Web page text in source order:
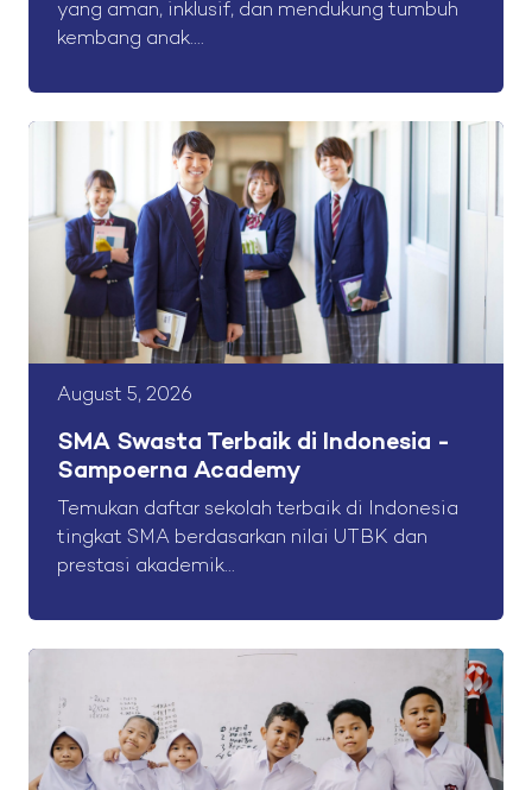
yang aman, inklusif, dan mendukung tumbuh
kembang anak....
August 5, 2026
SMA Swasta Terbaik di Indonesia -
Sampoerna Academy
Temukan daftar sekolah terbaik di Indonesia
tingkat SMA berdasarkan nilai UTBK dan
prestasi akademik...